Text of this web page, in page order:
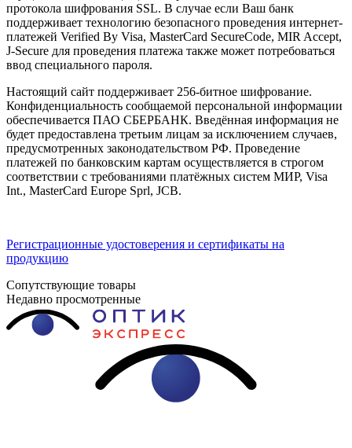
протокола шифрования SSL. В случае если Ваш банк
поддерживает технологию безопасного проведения интернет-
платежей Verified By Visa, MasterCard SecureCode, MIR Accept,
J-Secure для проведения платежа также может потребоваться
ввод специального пароля.
Настоящий сайт поддерживает 256-битное шифрование.
Конфиденциальность сообщаемой персональной информации
обеспечивается ПАО СБЕРБАНК. Введённая информация не
будет предоставлена третьим лицам за исключением случаев,
предусмотренных законодательством РФ. Проведение
платежей по банковским картам осуществляется в строгом
соответствии с требованиями платёжных систем МИР, Visa
Int., MasterCard Europe Sprl, JCB.
Регистрационные удостоверения и сертификаты на
продукцию
Сопутствующие товары
Недавно просмотренные